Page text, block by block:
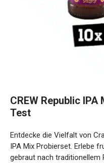
CREW Republic
Test
Entdecke die Vielfalt von
IPA Mix Probierset. Erlebe
gebraut nach traditionellem